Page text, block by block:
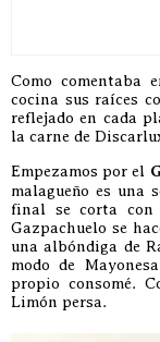
Como
cocina sus raíces
reflejado en cada
la carne de
Empezamos por el
malagueño es una
final se corta con
Gazpachuelo se
una albóndiga de
modo de
propio consomé.
Limón persa.